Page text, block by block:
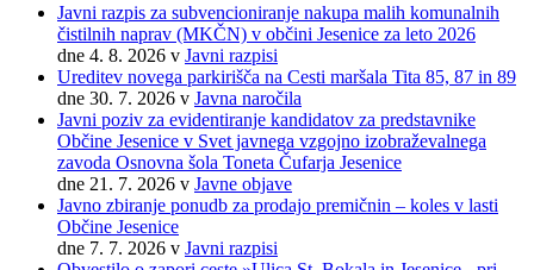
Javni razpis za subvencioniranje nakupa malih komunalnih
čistilnih naprav (MKČN) v občini Jesenice za leto 2026
dne 4. 8. 2026 v Javni razpisi
Ureditev novega parkirišča na Cesti maršala Tita 85, 87 in 89
dne 30. 7. 2026 v Javna naročila
Javni poziv za evidentiranje kandidatov za predstavnike
Občine Jesenice v Svet javnega vzgojno izobraževalnega
zavoda Osnovna šola Toneta Čufarja Jesenice
dne 21. 7. 2026 v Javne objave
Javno zbiranje ponudb za prodajo premičnin – koles v lasti
Občine Jesenice
dne 7. 7. 2026 v Javni razpisi